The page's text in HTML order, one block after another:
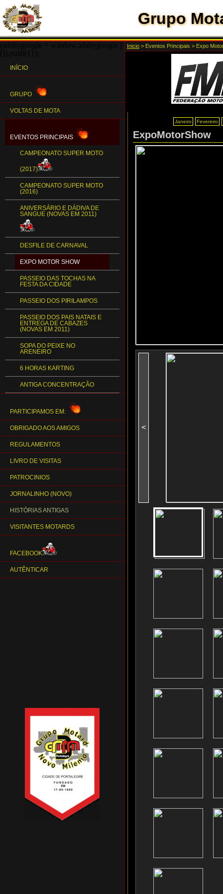
Grupo
INÍCIO
GRUPO
VOLTAS DE MOTA
EVENTOS PRINCIPAIS
CAMPEONATO SUPER MOTO
(2017)
CAMPEONATO SUPER MOTO
(2016)
ANIVERSÁRIO E DÁDIVA DE
SANGUE (NOVAS EM 2011)
DESFILE DE CARNAVAL
EXPO MOTOR SHOW
PASSEIO DAS TOCHAS NA
FESTA DA CIDADE
PASSEIO DOS PIRILAMPOS
PASSEIO DOS PAIS NATAIS E
ENTREGA DE CABAZES
(NOVAS EM 2011)
SOPA DO PEIXE NO
ARENEIRO
6 HORAS KARTING
ANTIGA CONCENTRAÇÃO
PARTICIPAMOS EM:
OBRIGADO AOS AMIGOS
REGULAMENTOS
LIVRO DE VISITAS
PATROCINIOS
JORNALINHO (NOVO)
HISTÓRIAS ANTIGAS
VISITANTES MOTARDS
FACEBOOK
AUTÊNTICAR
Inicio > Eventos Principais > Expo
Janeiro Fevereiro
ExpoMotorShow
<